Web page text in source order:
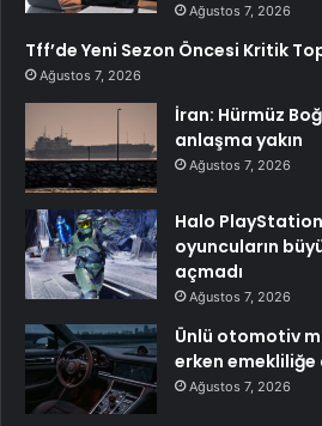
Ağustos 7, 2026
Tff’de Yeni Sezon Öncesi Kritik
Ağustos 7, 2026
İran: Hürmüz
anlaşma yakın
Ağustos 7, 2026
Halo
oyuncuların
açmadı
Ağustos 7, 2026
Ünlü otomotiv
erken emekliliğe
Ağustos 7, 2026